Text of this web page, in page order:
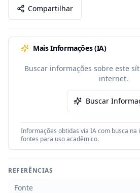
Compartilhar
Mais Informações (IA)
Buscar informações sobre este
internet.
Buscar
Informações obtidas via IA com busca na
fontes para uso acadêmico.
REFERÊNCIAS
Fonte